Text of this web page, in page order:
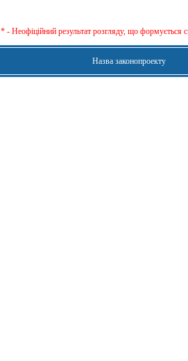
* - Неофіційний результат розгляду, що формується
Назва законопроекту